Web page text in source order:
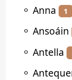
⚬ Anna 1
⚬ Ansoáin
⚬ Antella
⚬